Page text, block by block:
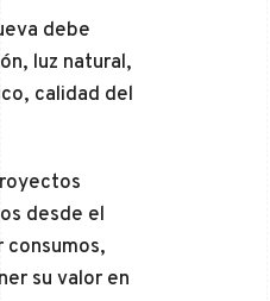
debe
luz natural,
calidad del
desde el
consumos,
su valor en